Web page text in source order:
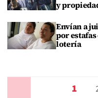
y
Envían a
por
lotería
1